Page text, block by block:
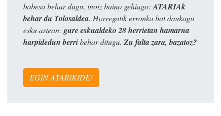
babesa behar dugu, inoiz baino gehiago: ATARIAk
behar du Tolosaldea. Horregatik erronka bat daukagu
esku artean: gure eskualdeko 28 herrietan hamarna
harpidedun berribehar ditugu. Zu falta zara, bazatoz?
EGIN ATARIKIDE!